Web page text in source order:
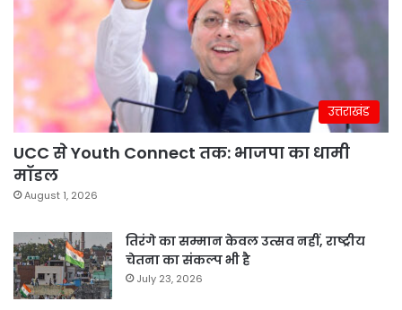
उत्तराखंड
UCC से Youth Connect तक: भाजपा का धामी
मॉडल
August 1, 2026
तिरंगे का सम्मान केवल उत्सव नहीं, राष्ट्रीय
चेतना का संकल्प भी है
July 23, 2026